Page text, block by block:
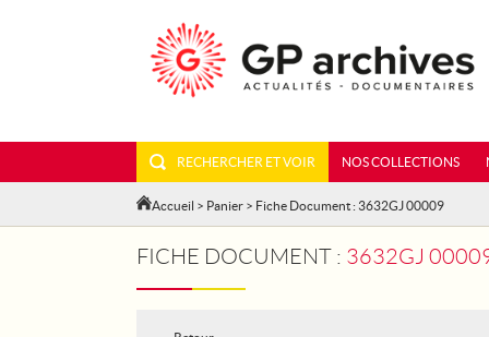
RECHERCHER ET VOIR NOS COLLECTIONS
Accueil > Panier > Fiche Document : 3632GJ 00009
FICHE DOCUMENT : 3632GJ